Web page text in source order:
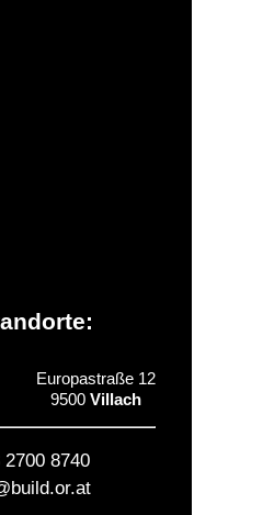
Europastraße 12
9500 Villach
8740